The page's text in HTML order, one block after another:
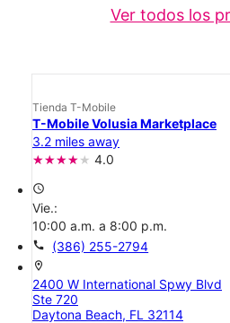
Ver todos los
Tienda T-Mobile
T-Mobile Volusia Marketplace
3.2 miles away
4.0
access_time
Vie.:
10:00 a.m. a 8:00 p.m.
call (386) 255-2794
location_on
2400 W International Spwy Blvd
Ste 720
Daytona Beach, FL 32114